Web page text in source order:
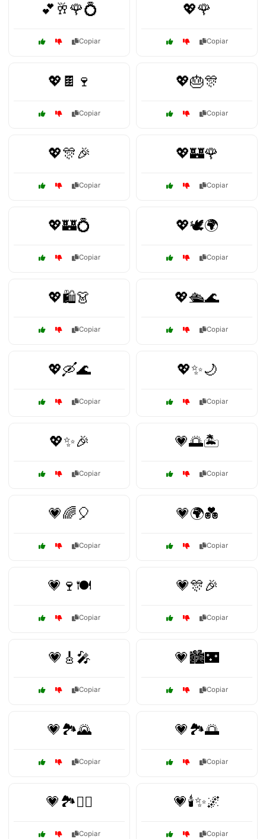
💕🥂🌹💍
Copiar
💖🌹
Copiar
💖🍫🍷
Copiar
💖🎂🎊
Copiar
💖🎊🎉
Copiar
💖🏰🌹
Copiar
💖🏰💍
Copiar
💖🕊️🌍
Copiar
💖🛍️👗
Copiar
💖🛳️🌊
Copiar
💖🛶🌊
Copiar
💖✨🌙
Copiar
💖✨🎉
Copiar
💗🌅🏝️
Copiar
💗🌈🎈
Copiar
💗🌍💑
Copiar
💗🍷🍽️
Copiar
💗🎊🎉
Copiar
💗🎸🎤
Copiar
💗🏙️🌃
Copiar
💗🏞️🌄
Copiar
💗🏞️🌅
Copiar
💗🏞️🚶‍♂️
Copiar
💗🕯️✨🌌
Copiar